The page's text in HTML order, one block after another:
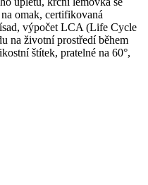
omak, certifikovaná
výpočet LCA (Life Cycle
na životní prostředí během
štítek, pratelné na 60°,